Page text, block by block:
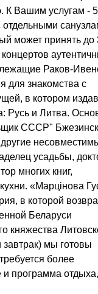
К Вашим услугам - 5
отдельными
может принять до
Раков-
для знакомства с
в котором
Русь и Литва.
СССР"
усадьбы,
многих книг,
«Марцiнова
в которой
Беларуси
княжества
мы готовы
более
и программа